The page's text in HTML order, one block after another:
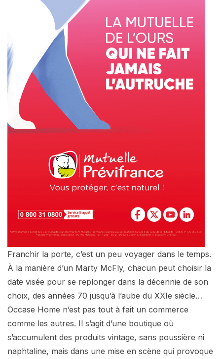
Franchir la porte, c’est un peu voyager dans le temps.
À la manière d’un Marty McFly, chacun peut choisir la
date visée pour se replonger dans la décennie de son
choix, des années 70 jusqu’à l’aube du XXIe siècle…
Occase Home n’est pas tout à fait un commerce
comme les autres. Il s’agit d’une boutique où
s’accumulent des produits vintage, sans poussière ni
naphtaline, mais dans une mise en scène qui provoque